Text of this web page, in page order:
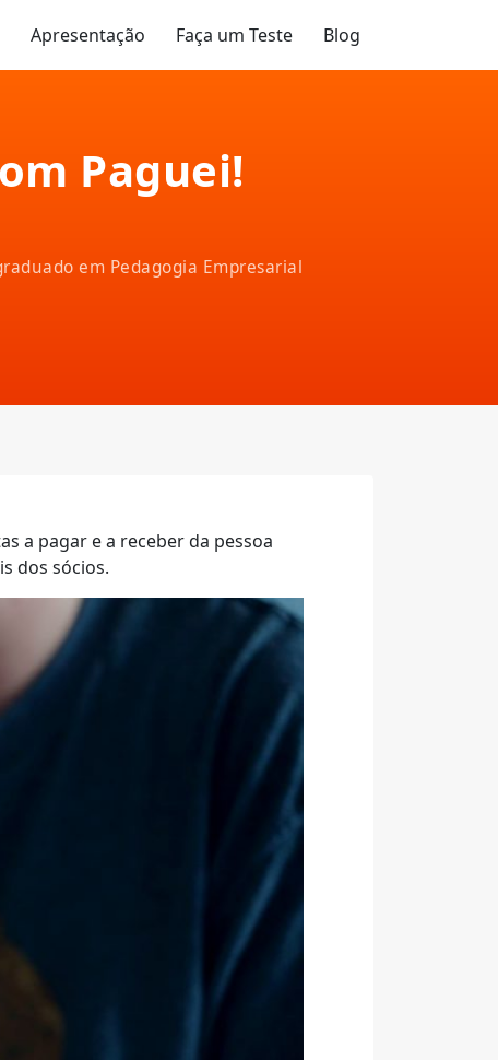
Apresentação Faça um Teste Blog
Paguei!
em Pedagogia Empresarial
a pagar e a receber da pessoa
dos sócios.